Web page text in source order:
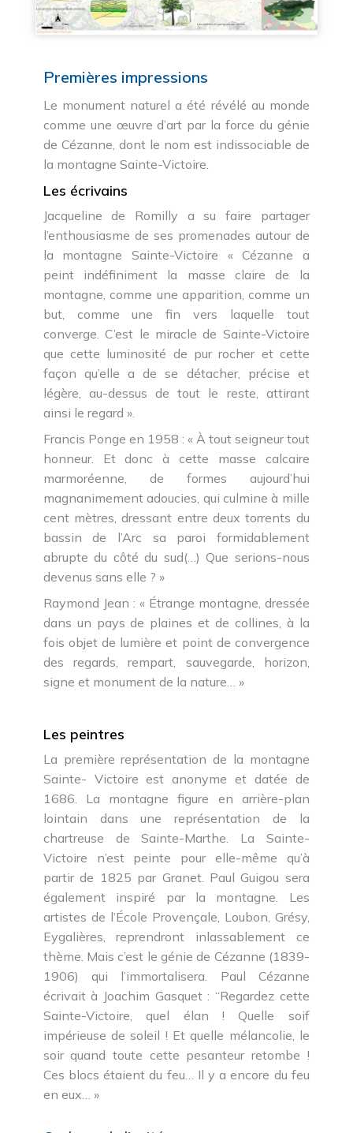
Premières impressions
Le monument naturel a été révélé au monde
comme une œuvre d’art par la force du génie
de Cézanne, dont le nom est indissociable de
la montagne Sainte-Victoire.
Les écrivains
Jacqueline de Romilly a su faire partager
l’enthousiasme de ses promenades autour de
la montagne Sainte-Victoire « Cézanne a
peint indéfiniment la masse claire de la
montagne, comme une apparition, comme un
but, comme une fin vers laquelle tout
converge. C’est le miracle de Sainte-Victoire
que cette luminosité de pur rocher et cette
façon qu’elle a de se détacher, précise et
légère, au-dessus de tout le reste, attirant
ainsi le regard ».
Francis Ponge en 1958 : « À tout seigneur tout
honneur. Et donc à cette masse calcaire
marmoréenne, de formes aujourd’hui
magnanimement adoucies, qui culmine à mille
cent mètres, dressant entre deux torrents du
bassin de l’Arc sa paroi formidablement
abrupte du côté du sud(…) Que serions-nous
devenus sans elle ? »
Raymond Jean : « Étrange montagne, dressée
dans un pays de plaines et de collines, à la
fois objet de lumière et point de convergence
des regards, rempart, sauvegarde, horizon,
signe et monument de la nature… »
Les peintres
La première représentation de la montagne
Sainte- Victoire est anonyme et datée de
1686. La montagne figure en arrière-plan
lointain dans une représentation de la
chartreuse de Sainte-Marthe. La Sainte-
Victoire n’est peinte pour elle-même qu’à
partir de 1825 par Granet. Paul Guigou sera
également inspiré par la montagne. Les
artistes de l’École Provençale, Loubon, Grésy,
Eygalières, reprendront inlassablement ce
thème. Mais c’est le génie de Cézanne (1839-
1906) qui l’immortalisera. Paul Cézanne
écrivait à Joachim Gasquet : “Regardez cette
Sainte-Victoire, quel élan ! Quelle soif
impérieuse de soleil ! Et quelle mélancolie, le
soir quand toute cette pesanteur retombe !
Ces blocs étaient du feu… Il y a encore du feu
en eux… »